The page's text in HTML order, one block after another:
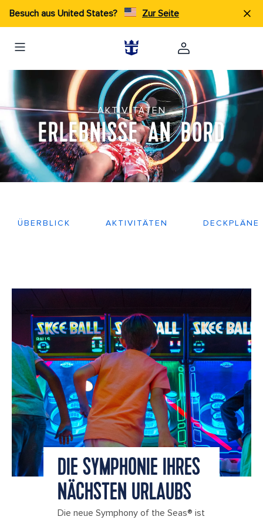
Besuch aus United States? Zur Seite
AKTIVITÄTEN
ERLEBNISSE AN BORD
ÜBERBLICK AKTIVITÄTEN DECKPLÄNE
DIE SYMPHONIE IHRES
NÄCHSTEN URLAUBS
Die neue Symphony of the Seas® ist